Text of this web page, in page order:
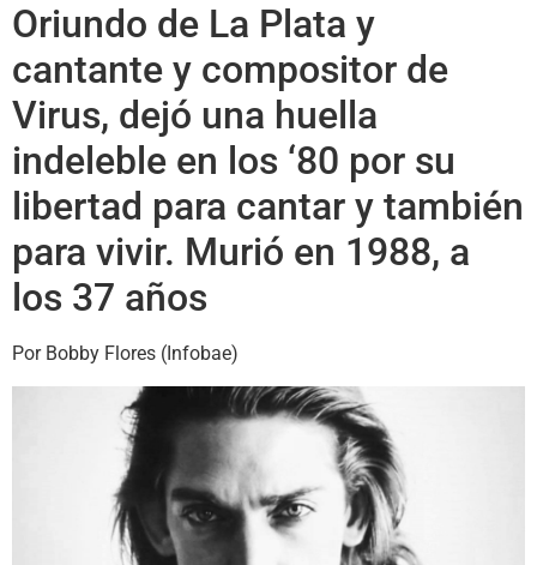
Oriundo de La Plata y
cantante y compositor de
Virus, dejó una huella
indeleble en los ‘80 por su
libertad para cantar y también
para vivir. Murió en 1988, a
los 37 años
Por Bobby Flores (Infobae)